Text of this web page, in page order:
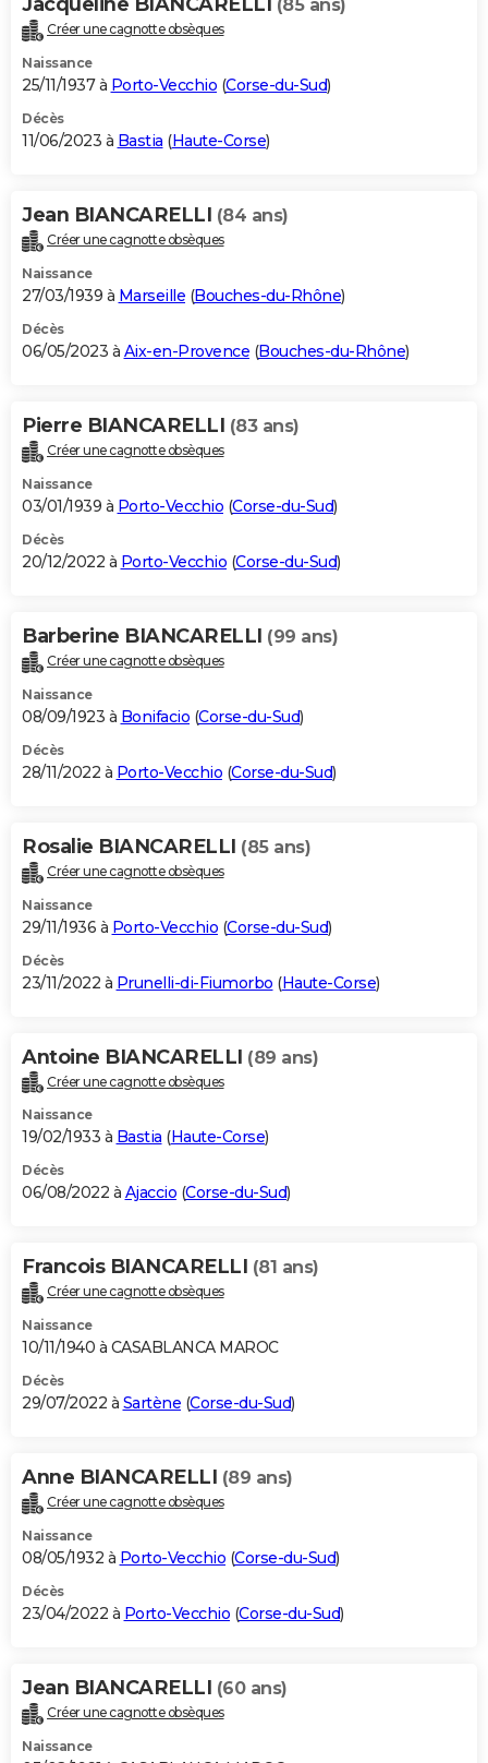
(85 ans)
Créer une cagnotte obsèques
Naissance
25/11/1937 à Porto-Vecchio (Corse-du-Sud)
Décès
11/06/2023 à Bastia (Haute-Corse)
Jean BIANCARELLI (84 ans)
Créer une cagnotte obsèques
Naissance
27/03/1939 à Marseille (Bouches-du-Rhône)
Décès
06/05/2023 à Aix-en-Provence (Bouches-du-Rhône)
Pierre BIANCARELLI (83 ans)
Créer une cagnotte obsèques
Naissance
03/01/1939 à Porto-Vecchio (Corse-du-Sud)
Décès
20/12/2022 à Porto-Vecchio (Corse-du-Sud)
Barberine BIANCARELLI (99 ans)
Créer une cagnotte obsèques
Naissance
08/09/1923 à Bonifacio (Corse-du-Sud)
Décès
28/11/2022 à Porto-Vecchio (Corse-du-Sud)
Rosalie BIANCARELLI (85 ans)
Créer une cagnotte obsèques
Naissance
29/11/1936 à Porto-Vecchio (Corse-du-Sud)
Décès
23/11/2022 à Prunelli-di-Fiumorbo (Haute-Corse)
Antoine BIANCARELLI (89 ans)
Créer une cagnotte obsèques
Naissance
19/02/1933 à Bastia (Haute-Corse)
Décès
06/08/2022 à Ajaccio (Corse-du-Sud)
Francois BIANCARELLI (81 ans)
Créer une cagnotte obsèques
Naissance
10/11/1940 à CASABLANCA MAROC
Décès
29/07/2022 à Sartène (Corse-du-Sud)
Anne BIANCARELLI (89 ans)
Créer une cagnotte obsèques
Naissance
08/05/1932 à Porto-Vecchio (Corse-du-Sud)
Décès
23/04/2022 à Porto-Vecchio (Corse-du-Sud)
Jean BIANCARELLI (60 ans)
Créer une cagnotte obsèques
Naissance